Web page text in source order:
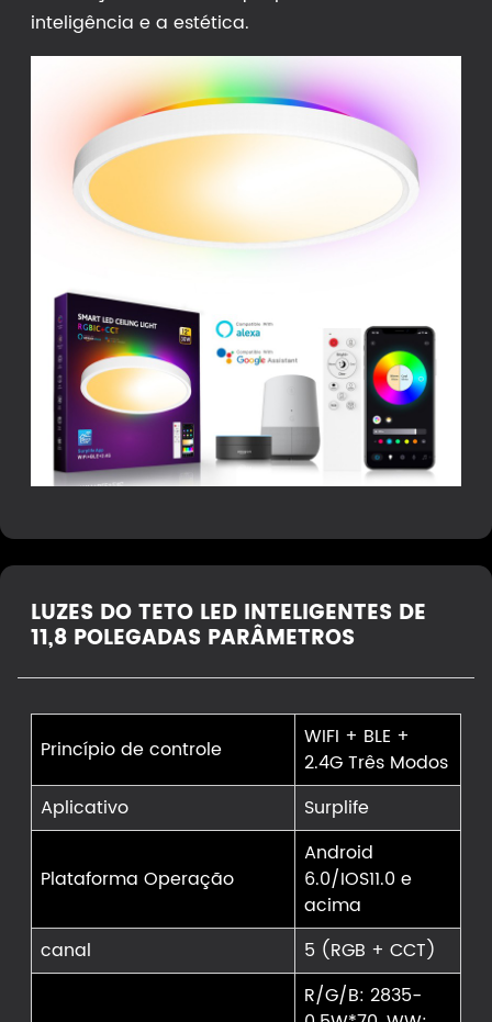
inteligência e a estética.
LUZES DO TETO LED INTELIGENTES DE
11,8 POLEGADAS PARÂMETROS
Princípio de controle
WIFI + BLE +
2.4G Três Modos
Aplicativo
Surplife
Plataforma Operação
Android
6.0/IOS11.0 e
acima
canal
5 (RGB + CCT)
R/G/B: 2835-